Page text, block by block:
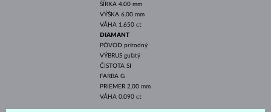
ŠÍRKA 4.00 mm
VÝŠKA 6.00 mm
VÁHA 1.650 ct
DIAMANT
PÔVOD prírodný
VÝBRUS guľatý
ČISTOTA SI
FARBA G
PRIEMER 2.00 mm
VÁHA 0.090 ct